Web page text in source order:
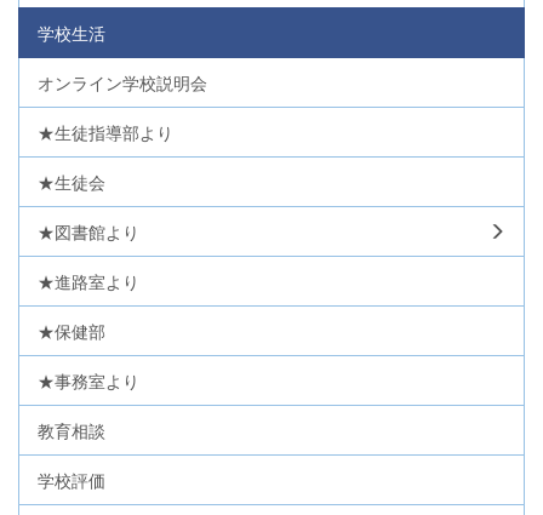
学校生活
オンライン学校説明会
★生徒指導部より
★生徒会
★図書館より
★進路室より
★保健部
★事務室より
教育相談
学校評価